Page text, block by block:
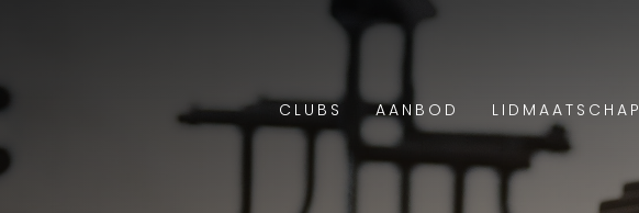
CLUBS AANBOD LIDMAATSCHAP